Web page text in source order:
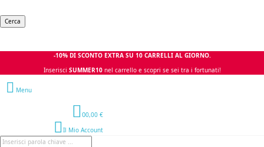
Cerca
-10% DI SCONTO EXTRA SU 10 CARRELLI AL GIORNO.
Inserisci SUMMER10 nel carrello e scopri se sei tra i fortunati!
Menu
00,00 €
Il Mio Account